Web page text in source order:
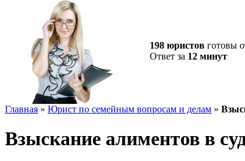
198 юристов готовы
Ответ за 12 минут
Главная » Юрист по семейным вопросам и делам »
Взыскание алиментов в